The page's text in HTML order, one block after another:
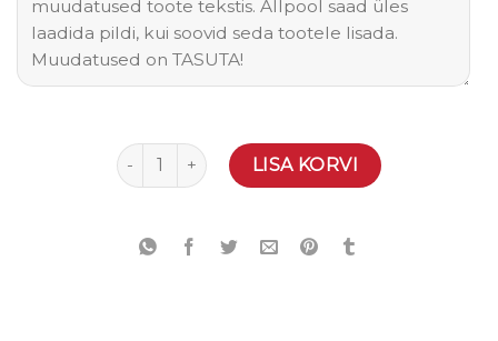
Originaalne kingitus // Mida kinkida? 0058
LISA KORVI